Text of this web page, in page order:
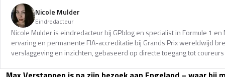
Nicole Mulder
Eindredacteur
Nicole Mulder is eindredacteur bij GPblog en specialist in Formule 1 en
ervaring en permanente FIA-accreditatie bij Grands Prix wereldwijd
verslaggeving en inzichten, gebaseerd op directe toegang tot